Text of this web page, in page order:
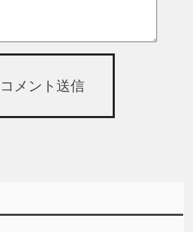
コメント送信